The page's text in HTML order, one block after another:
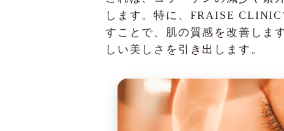
します。特に、FRAISE
すことで、肌の質感を改善しま
しい美しさを引き出します。